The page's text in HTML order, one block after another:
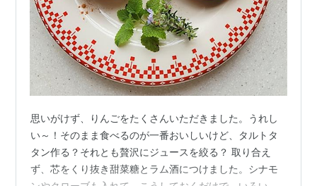
思いがけず、りんごをたくさんいただきました。うれし
い～！そのまま食べるのが一番おいしいけど、タルトタ
タン作る？それとも贅沢にジュースを絞る？ 取り合え
ず、芯をくり抜き甜菜糖とラム酒につけました。シナモ